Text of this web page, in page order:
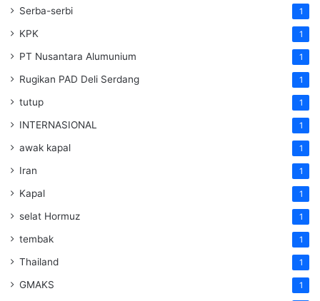
Serba-serbi 1
KPK 1
PT Nusantara Alumunium 1
Rugikan PAD Deli Serdang 1
tutup 1
INTERNASIONAL 1
awak kapal 1
Iran 1
Kapal 1
selat Hormuz 1
tembak 1
Thailand 1
GMAKS 1